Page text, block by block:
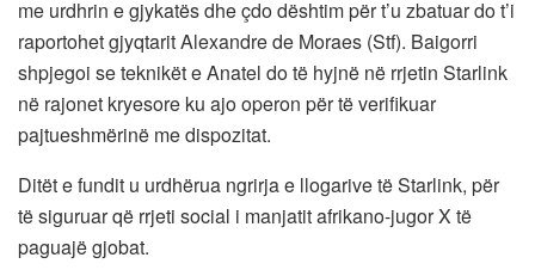
me urdhrin e gjykatës dhe çdo dështim për t’u zbatuar do t’i
raportohet gjyqtarit Alexandre de Moraes (Stf). Baigorri
shpjegoi se teknikët e Anatel do të hyjnë në rrjetin Starlink
në rajonet kryesore ku ajo operon për të verifikuar
pajtueshmërinë me dispozitat.
Ditët e fundit u urdhërua ngrirja e llogarive të Starlink, për
të siguruar që rrjeti social i manjatit afrikano-jugor X të
paguajë gjobat.